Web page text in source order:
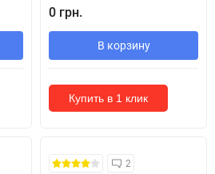
0 грн.
В корзину
Купить в 1 клик
Новинка 2